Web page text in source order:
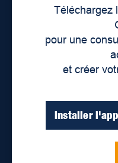
Téléchargez
pour une
et créer
Installer
Déontologie et
Devenir partenaire
Lieux de distribution
Nous joindre
Parutions numériques